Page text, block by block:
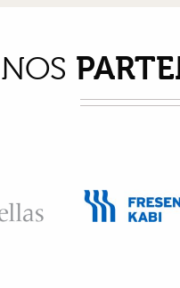
NOS